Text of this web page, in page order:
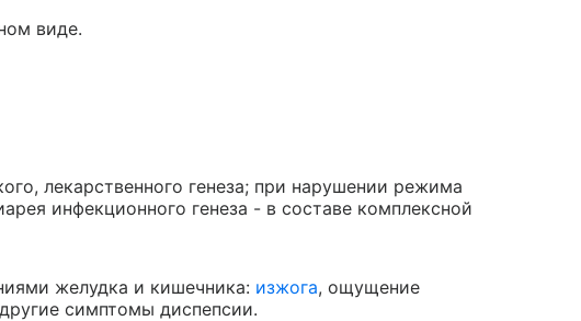
виде.
лекарственного генеза; при нарушении режима
инфекционного генеза - в составе комплексной
желудка и кишечника: изжога, ощущение
симптомы диспепсии.